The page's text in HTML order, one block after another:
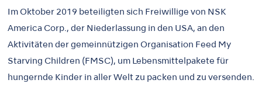
Im Oktober 2019 beteiligten sich Freiwillige von NSK
America Corp., der Niederlassung in den USA, an den
Aktivitäten der gemeinnützigen Organisation Feed My
Starving Children (FMSC), um Lebensmittelpakete für
hungernde Kinder in aller Welt zu packen und zu versenden.